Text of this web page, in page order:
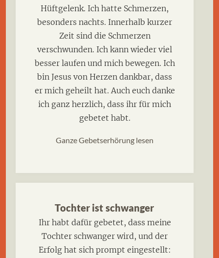
Hüftgelenk. Ich hatte Schmerzen,
besonders nachts. Innerhalb kurzer
Zeit sind die Schmerzen
verschwunden. Ich kann wieder viel
besser laufen und mich bewegen. Ich
bin Jesus von Herzen dankbar, dass
er mich geheilt hat. Auch euch danke
ich ganz herzlich, dass ihr für mich
gebetet habt.
Ganze Gebetserhörung lesen
Tochter ist schwanger
Ihr habt dafür gebetet, dass meine
Tochter schwanger wird, und der
Erfolg hat sich prompt eingestellt: